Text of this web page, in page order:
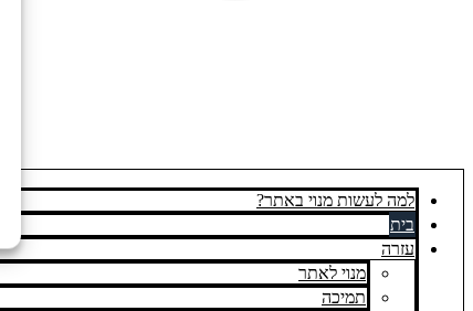
למה לעשות מנוי באתר?
בית
עזרה
מנוי לאתר
תמיכה